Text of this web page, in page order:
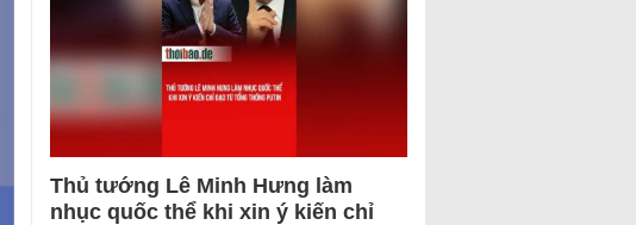
Thủ tướng Lê Minh Hưng làm
nhục quốc thể khi xin ý kiến chỉ